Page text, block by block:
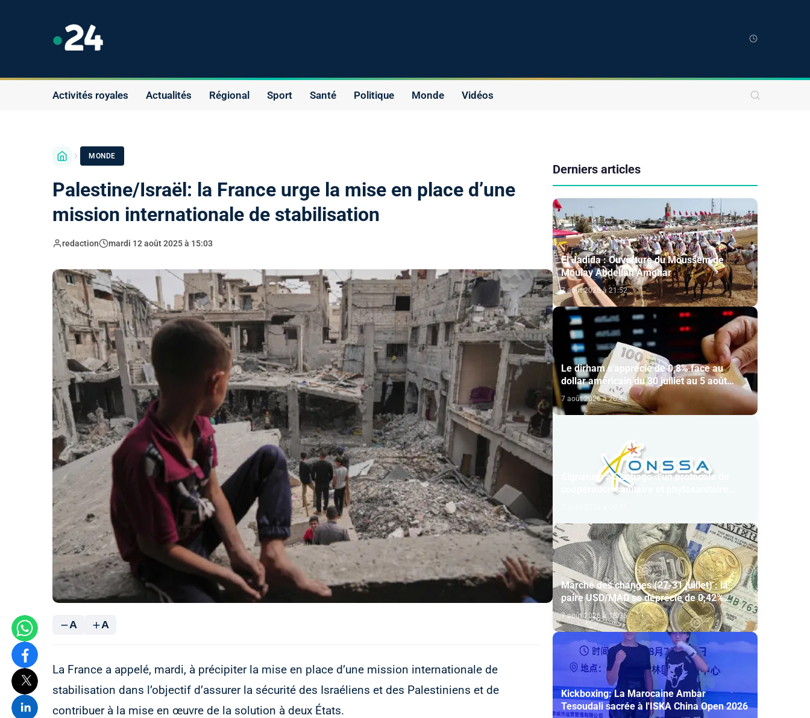
Activités royales Actualités Régional Sport Santé Politique Monde Vidéos
MONDE
Palestine/Israël: la France urge la mise en place d’une
mission internationale de stabilisation
redaction mardi 12 août 2025 à 15:03
A A
La France a appelé, mardi, à précipiter la mise en place d’une mission internationale de
stabilisation dans l’objectif d’assurer la sécurité des Israéliens et des Palestiniens et de
contribuer à la mise en œuvre de la solution à deux États.
Derniers articles
El Jadida : Ouverture du Moussem de
Moulay Abdellah Amghar
7 août 2026 à 21:52
Le dirham s'apprécie de 0,8% face au
dollar américain du 30 juillet au 5 août
(BAM)
7 août 2026 à 20:49
Signature à Santiago d'un protocole de
coopération sanitaire et phytosanitaire
Marché des changes (27-31 juillet) : la
paire USD/MAD se déprécie de 0,42%
(AGR)
7 août 2026 à 18:35
Kickboxing: La Marocaine Ambar
Tesoudali sacrée à l'ISKA China Open 2026